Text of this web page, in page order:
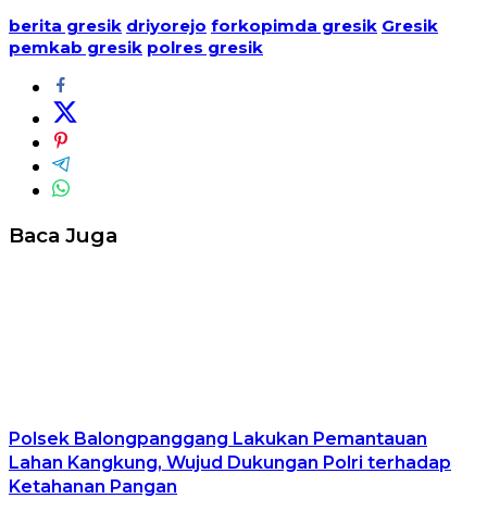
berita gresik driyorejo forkopimda gresik Gresik
pemkab gresik polres gresik
Baca Juga
Polsek Balongpanggang Lakukan Pemantauan
Lahan Kangkung, Wujud Dukungan Polri terhadap
Ketahanan Pangan